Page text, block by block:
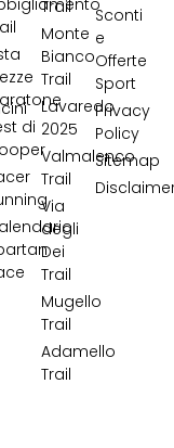
Sconti
e
Offerte
Sport
Privacy
Policy
Sitemap
Trail
Monte
Bianco
Trail
Lavaredo
2025
Valmalenco
Trail
Via
degli
Dei
Trail
Mugello
Trail
Adamello
Trail
di